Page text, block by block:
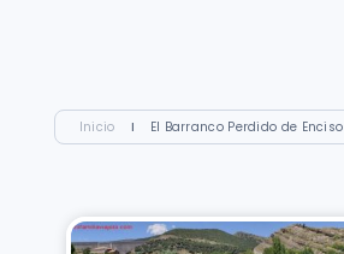
Inicio I El Barranco Perdido de Enciso